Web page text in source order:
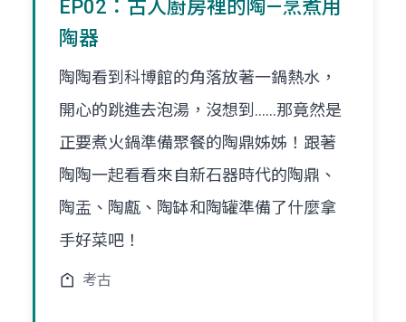
EP02：古人廚房裡的陶—烹煮用
陶器
陶陶看到科博館的角落放著一鍋熱水，
開心的跳進去泡湯，沒想到......那竟然是
正要煮火鍋準備聚餐的陶鼎姊姊！跟著
陶陶一起看看來自新石器時代的陶鼎、
陶盂、陶甗、陶缽和陶罐準備了什麼拿
手好菜吧！
考古